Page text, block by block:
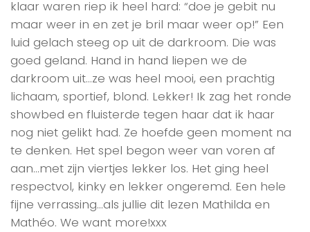
klaar waren riep ik heel hard: “doe je gebit nu
maar weer in en zet je bril maar weer op!” Een
luid gelach steeg op uit de darkroom. Die was
goed geland. Hand in hand liepen we de
darkroom uit…ze was heel mooi, een prachtig
lichaam, sportief, blond. Lekker! Ik zag het ronde
showbed en fluisterde tegen haar dat ik haar
nog niet gelikt had. Ze hoefde geen moment na
te denken. Het spel begon weer van voren af
aan…met zijn viertjes lekker los. Het ging heel
respectvol, kinky en lekker ongeremd. Een hele
fijne verrassing…als jullie dit lezen Mathilda en
Mathéo. We want more!xxx